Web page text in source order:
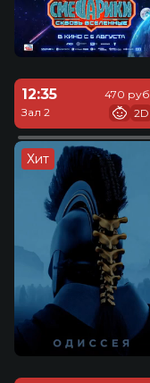
12:35
Зал 2
470 руб.
2D
Хит